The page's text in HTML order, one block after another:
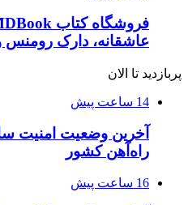
عاشقانه، دارک رومنس
پربازدید تا الان
14 ساعت پیش
آخرین وضعیت امنیت
راه‌آهن کشور
16 ساعت پیش